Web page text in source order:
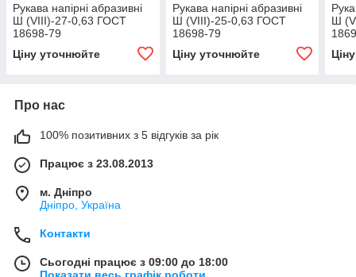
Рукава напірні абразивні
Ш (VIII)-27-0,63 ГОСТ
18698-79
Ціну уточнюйте
Рукава напірні абразивні
Ш (VIII)-25-0,63 ГОСТ
18698-79
Ціну уточнюйте
Ш
Про нас
100% позитивних з 5 відгуків за рік
Працює з 23.08.2013
м. Дніпро
Дніпро, Україна
Контакти
Сьогодні працює з 09:00 до 18:00